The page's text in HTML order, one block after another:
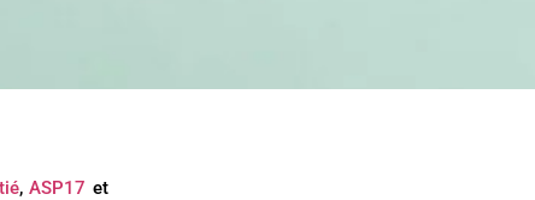
,ASP17 et